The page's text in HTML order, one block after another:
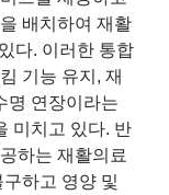
배치하여 재활
다. 이러한 통합
기능 유지, 재
명 연장이라는
미치고 있다. 반
하는 재활의료
하고 영양 및